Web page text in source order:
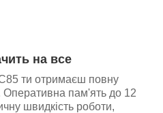
на все
ти отримаєш повну
Оперативна пам'ять до 12
швидкість роботи,